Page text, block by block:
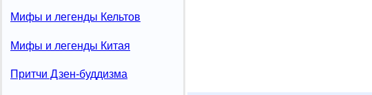
Мифы и легенды Кельтов
Мифы и легенды Китая
Притчи Дзен-буддизма